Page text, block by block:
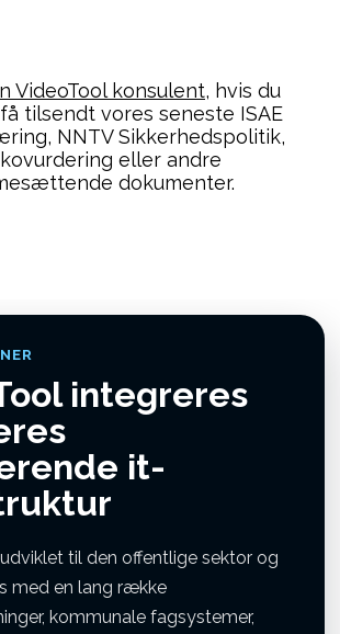
VideoTool konsulent, hvis du
tilsendt vores seneste ISAE
NNTV Sikkerhedspolitik,
eller andre
dokumenter.
integreres
it-
til den offentlige sektor og
med en lang række
kommunale fagsystemer,